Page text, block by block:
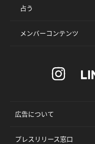
占う
メンバーコンテンツ
広告について
プレスリリース窓口